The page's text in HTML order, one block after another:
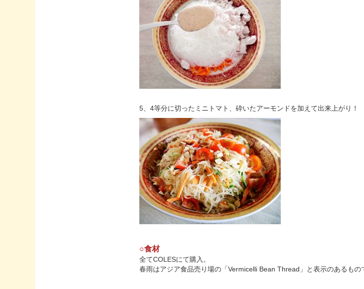
5、4等分に切ったミニトマト、砕いたアーモンドを加えて出来上がり！
○食材
全てCOLESにて購入。
春雨はアジア食品売り場の「Vermicelli Bean Thread」と表示のあるもの